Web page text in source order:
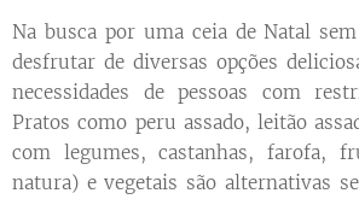
Na busca por uma ceia de Natal
desfrutar de diversas opções
necessidades de pessoas com
Pratos como peru assado, leitão
com legumes, castanhas, farofa,
natura) e vegetais são alternativas